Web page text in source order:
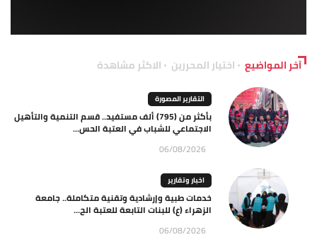
آخر المواضيع اختيار المحررين الاكثر مشاهدة
التقارير المصورة
بأكثر من (795) ألف مستفيد.. قسم التنمية والتأهيل
الاجتماعي للشباب في العتبة الحس...
06/08/2026
اخبار وتقارير
خدمات طبية وإرشادية وتقنية متكاملة.. جامعة
الزهراء (ع) للبنات التابعة للعتبة الح...
06/08/2026